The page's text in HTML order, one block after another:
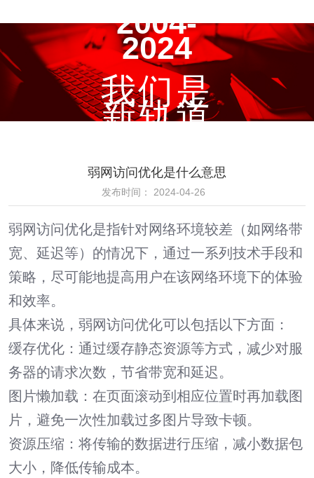
2004-
2024
我们是
新轨道
弱网访问优化是什么意思
发布时间： 2024-04-26
弱网访问优化是指针对网络环境较差（如网络带
宽、延迟等）的情况下，通过一系列技术手段和
策略，尽可能地提高用户在该网络环境下的体验
和效率。
具体来说，弱网访问优化可以包括以下方面：
缓存优化：通过缓存静态资源等方式，减少对服
务器的请求次数，节省带宽和延迟。
图片懒加载：在页面滚动到相应位置时再加载图
片，避免一次性加载过多图片导致卡顿。
资源压缩：将传输的数据进行压缩，减小数据包
大小，降低传输成本。